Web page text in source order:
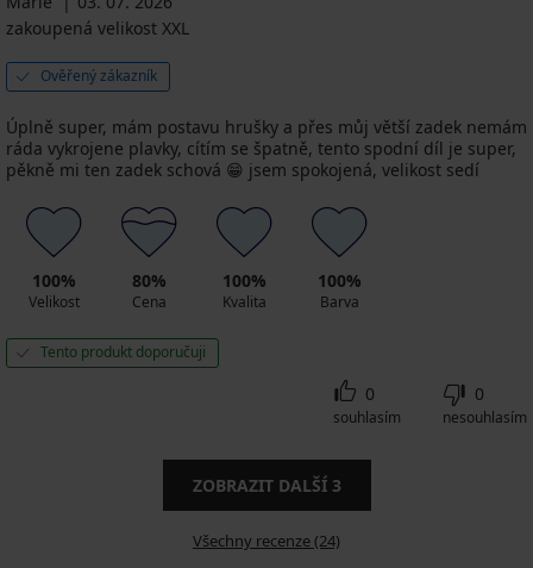
zakoupená velikost XXL
Ověřený zákazník
Úplně super, mám postavu hrušky a přes můj větší zadek nemám
ráda vykrojene plavky, cítím se špatně, tento spodní díl je super,
pěkně mi ten zadek schová 😁 jsem spokojená, velikost sedí
100%
Velikost
80%
Cena
100%
Kvalita
100%
Barva
Tento produkt doporučuji
0
souhlasím
0
nesouhlasím
ZOBRAZIT DALŠÍ 3
Všechny recenze (24)